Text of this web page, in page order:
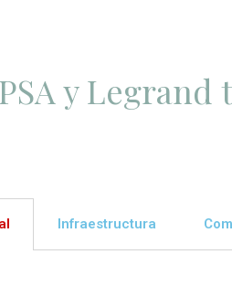
y
Infraestructura